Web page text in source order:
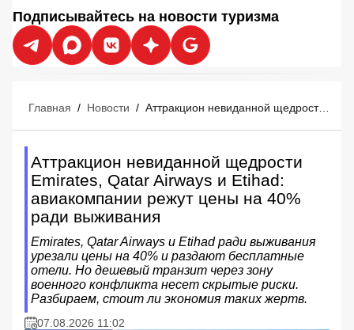
Подписывайтесь на новости туризма
Главная / Новости / Аттракцион невиданной щедрости Emirates, Qatar Airways и Etihad: авиакомпании режут цены на 40% ради выживания
Аттракцион невиданной щедрости
Emirates, Qatar Airways и Etihad:
авиакомпании режут цены на 40%
ради выживания
Emirates, Qatar Airways и Etihad ради выживания
урезали цены на 40% и раздают бесплатные
отели. Но дешевый транзит через зону
военного конфликта несет скрытые риски.
Разбираем, стоит ли экономия таких жертв.
07.08.2026 11:02